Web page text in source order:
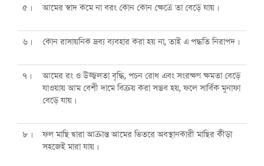
৫। আমের স্বাদ কমে না বরং কোন কোন ক্ষেত্রে তা বেড়ে যায়।
৬। কোন রাসায়নিক দ্রব্য ব্যবহার করা হয় না, তাই এ পদ্ধতি নিরাপদ।
৭।
আমের রং ও উজ্জ্বলতা বৃদ্ধি, পচন রোধ এবং সংরক্ষণ ক্ষমতা বেড়ে
যাওয়ায় আম বেশী দামে বিক্রয় করা সম্ভব হয়, ফলে সার্বিক মুনাফা
বেড়ে যায়।
৮।
ফল মাছি দ্বারা আক্রান্ত আমের ভিতরে অবস্থানকারী মাছির কীড়া
সহজেই মারা যায়।